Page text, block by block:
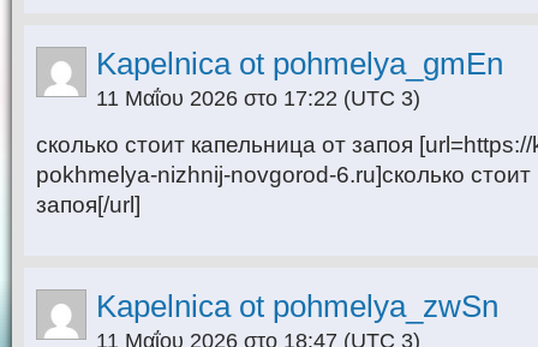
Kapelnica ot pohmelya_gmEn
11 Μαΐου 2026 στο 17:22 (UTC 3)
сколько стоит капельница от запоя
pokhmelya-nizhnij-novgorod-6.ru]сколько стоит
запоя[/url]
Kapelnica ot pohmelya_zwSn
11 Μαΐου 2026 στο 18:47 (UTC 3)